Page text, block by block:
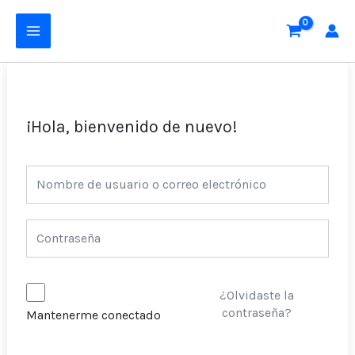
contenido
MAIN
MENU
¡Hola, bienvenido de nuevo!
Mantenerme conectado
¿Olvidaste la
contraseña?